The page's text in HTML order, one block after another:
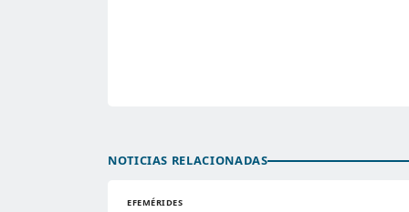
NOTICIAS RELACIONADAS
EFEMÉRIDES